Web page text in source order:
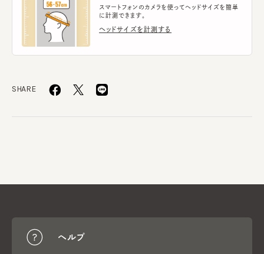
スマートフォンのカメラを使ってヘッドサイズを簡単
に計測できます。
ヘッドサイズを計測する
SHARE
ヘルプ